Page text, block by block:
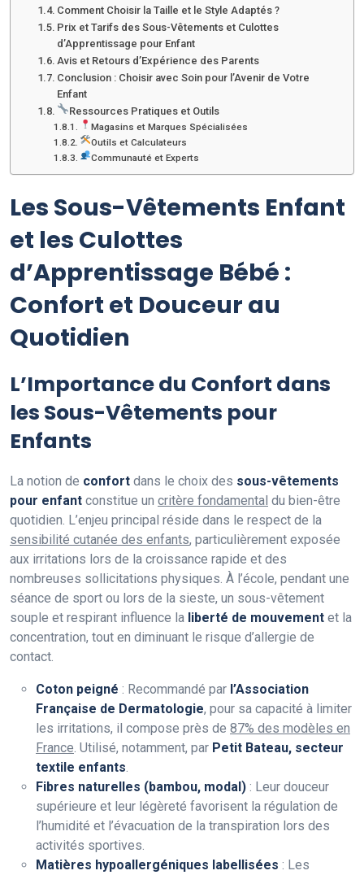
Comment Choisir la Taille et le Style Adaptés ?
Prix et Tarifs des Sous-Vêtements et Culottes
d’Apprentissage pour Enfant
Avis et Retours d’Expérience des Parents
Conclusion : Choisir avec Soin pour l’Avenir de Votre
Enfant
Ressources Pratiques et Outils
Magasins et Marques Spécialisées
Outils et Calculateurs
Communauté et Experts
Les Sous-Vêtements Enfant
et les Culottes
d’Apprentissage Bébé :
Confort et Douceur au
Quotidien
L’Importance du Confort dans
les Sous-Vêtements pour
Enfants
La notion de confort dans le choix des sous-vêtements
pour enfant constitue un critère fondamental du bien-être
quotidien. L’enjeu principal réside dans le respect de la
sensibilité cutanée des enfants, particulièrement exposée
aux irritations lors de la croissance rapide et des
nombreuses sollicitations physiques. À l’école, pendant une
séance de sport ou lors de la sieste, un sous-vêtement
souple et respirant influence la liberté de mouvement et la
concentration, tout en diminuant le risque d’allergie de
contact.
Coton peigné : Recommandé par l’Association
Française de Dermatologie, pour sa capacité à limiter
les irritations, il compose près de 87% des modèles en
France . Utilisé, notamment, par Petit Bateau, secteur
textile enfants
Fibres naturelles (bambou, modal) : Leur douceur
supérieure et leur légèreté favorisent la régulation de
l’humidité et l’évacuation de la transpiration lors des
activités sportives.
Matières hypoallergéniques labellisées : Les